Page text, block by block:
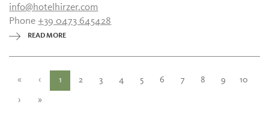
info@hotelhirzer.com
Phone+39 0473 645428
READ MORE
« ‹ 1 2 3 4 5 6 7 8 9 10
› »